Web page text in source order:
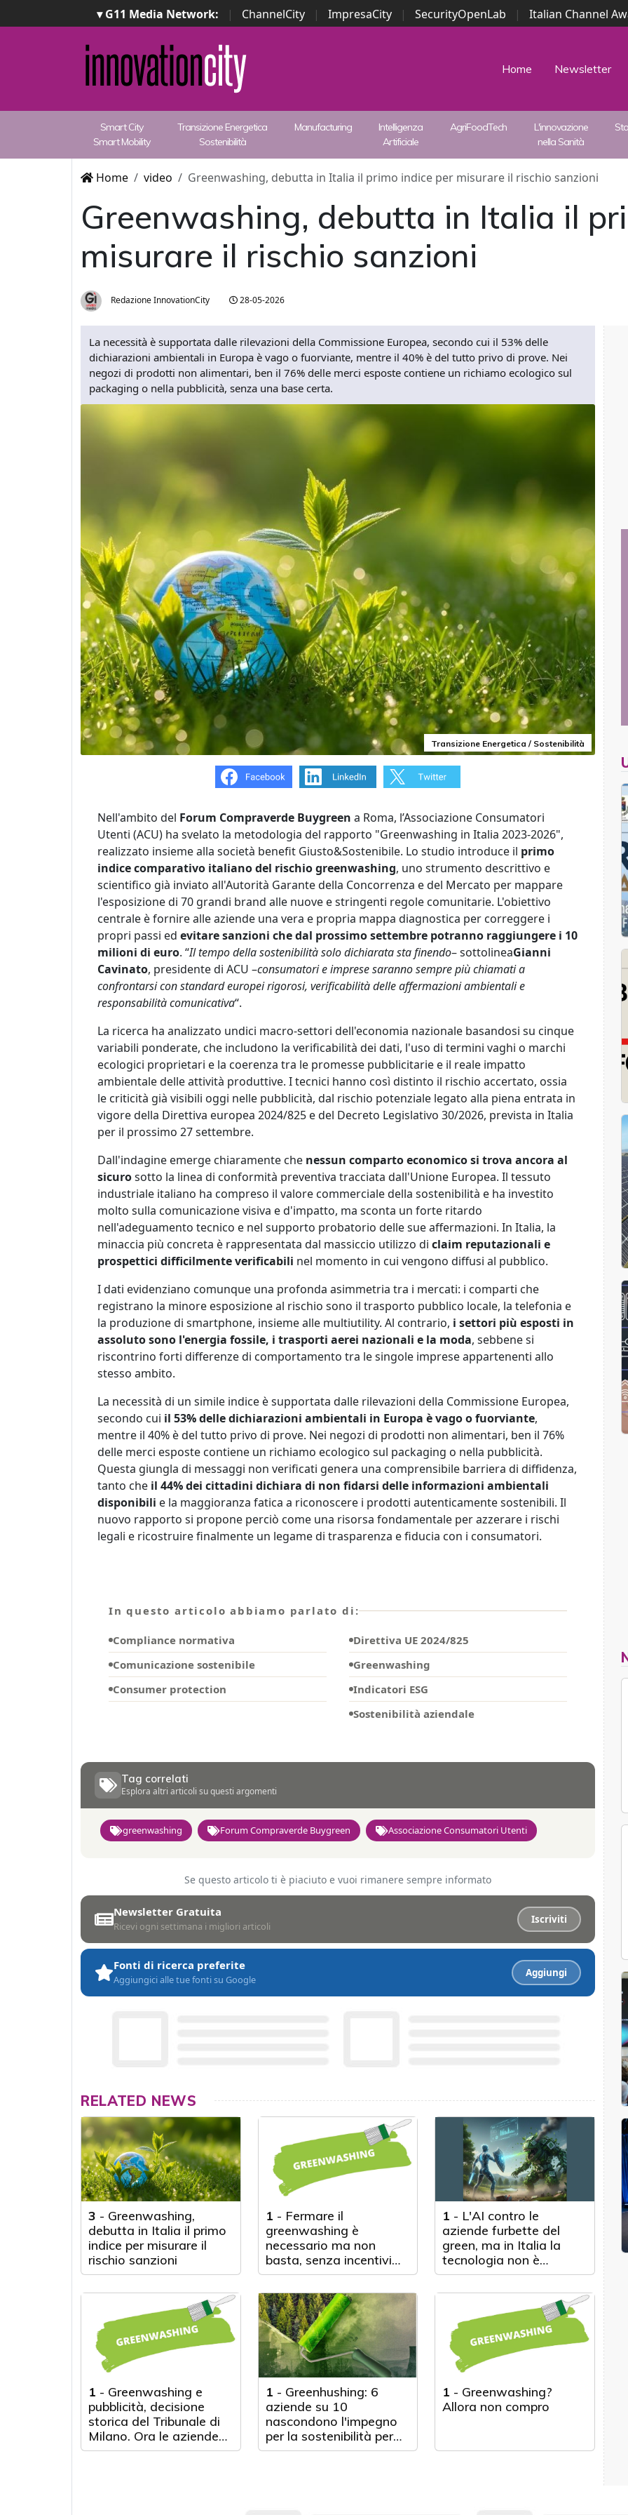
▾ G11 Media Network: | ChannelCity | ImpresaCity | SecurityOpenLab | Italian Channel
Security Awards | ...
Home Newsletter
Smart City
Smart Mobility
Transizione Energetica
Sostenibilità
Manufacturing
Intelligenza
Artificiale
AgriFoodTech
L'innovazione
nella Sanità
Home video Greenwashing, debutta in Italia il primo indice per misurare il rischio sanzioni
Greenwashing, debutta in Italia il
misurare il rischio sanzioni
Redazione InnovationCity 28-05-2026
La necessità è supportata dalle rilevazioni della Commissione Europea, secondo cui il 53% delle
dichiarazioni ambientali in Europa è vago o fuorviante, mentre il 40% è del tutto privo di prove. Nei
negozi di prodotti non alimentari, ben il 76% delle merci esposte contiene un richiamo ecologico sul
packaging o nella pubblicità, senza una base certa.
Transizione Energetica / Sostenibilità
Nell'ambito del Forum Compraverde Buygreen a Roma, l’Associazione Consumatori
Utenti (ACU) ha svelato la metodologia del rapporto "Greenwashing in Italia 2023-2026",
realizzato insieme alla società benefit Giusto&Sostenibile. Lo studio introduce il primo
indice comparativo italiano del rischio greenwashing, uno strumento descrittivo e
scientifico già inviato all'Autorità Garante della Concorrenza e del Mercato per mappare
l'esposizione di 70 grandi brand alle nuove e stringenti regole comunitarie. L'obiettivo
centrale è fornire alle aziende una vera e propria mappa diagnostica per correggere i
propri passi ed evitare sanzioni che dal prossimo settembre potranno raggiungere i 10
milioni di euro. “Il tempo della sostenibilità solo dichiarata sta finendo– sottolineaGianni
Cavinato, presidente di ACU –consumatori e imprese saranno sempre più chiamati a
confrontarsi con standard europei rigorosi, verificabilità delle affermazioni ambientali e
responsabilità comunicativa“.
La ricerca ha analizzato undici macro-settori dell'economia nazionale basandosi su cinque
variabili ponderate, che includono la verificabilità dei dati, l'uso di termini vaghi o marchi
ecologici proprietari e la coerenza tra le promesse pubblicitarie e il reale impatto
ambientale delle attività produttive. I tecnici hanno così distinto il rischio accertato, ossia
le criticità già visibili oggi nelle pubblicità, dal rischio potenziale legato alla piena entrata in
vigore della Direttiva europea 2024/825 e del Decreto Legislativo 30/2026, prevista in Italia
per il prossimo 27 settembre.
Dall'indagine emerge chiaramente che nessun comparto economico si trova ancora al
sicurosotto la linea di conformità preventiva tracciata dall'Unione Europea. Il tessuto
industriale italiano ha compreso il valore commerciale della sostenibilità e ha investito
molto sulla comunicazione visiva e d'impatto, ma sconta un forte ritardo
nell'adeguamento tecnico e nel supporto probatorio delle sue affermazioni. In Italia, la
minaccia più concreta è rappresentata dal massiccio utilizzo di claim reputazionali e
prospettici difficilmente verificabili nel momento in cui vengono diffusi al pubblico.
I dati evidenziano comunque una profonda asimmetria tra i mercati: i comparti che
registrano la minore esposizione al rischio sono il trasporto pubblico locale, la telefonia e
la produzione di smartphone, insieme alle multiutility. Al contrario, i settori più esposti in
assoluto sono l'energia fossile, i trasporti aerei nazionali e la moda, sebbene si
riscontrino forti differenze di comportamento tra le singole imprese appartenenti allo
stesso ambito.
La necessità di un simile indice è supportata dalle rilevazioni della Commissione Europea,
secondo cui il 53% delle dichiarazioni ambientali in Europa è vago o fuorviante,
mentre il 40% è del tutto privo di prove. Nei negozi di prodotti non alimentari, ben il 76%
delle merci esposte contiene un richiamo ecologico sul packaging o nella pubblicità.
Questa giungla di messaggi non verificati genera una comprensibile barriera di diffidenza,
tanto che il 44% dei cittadini dichiara di non fidarsi delle informazioni ambientali
disponibili e la maggioranza fatica a riconoscere i prodotti autenticamente sostenibili. Il
nuovo rapporto si propone perciò come una risorsa fondamentale per azzerare i rischi
legali e ricostruire finalmente un legame di trasparenza e fiducia con i consumatori.
In questo articolo abbiamo parlato di:
Compliance normativa
Comunicazione sostenibile
Consumer protection
Direttiva UE 2024/825
Greenwashing
Indicatori ESG
Sostenibilità aziendale
Tag correlati
Esplora altri articoli su questi argomenti
greenwashing Forum Compraverde Buygreen Associazione Consumatori Utenti
Se questo articolo ti è piaciuto e vuoi rimanere sempre informato
Newsletter Gratuita
Ricevi ogni settimana i migliori articoli
Iscriviti
Fonti di ricerca preferite
Aggiungici alle tue fonti su Google
Aggiungi
RELATED NEWS
3 - Greenwashing,
debutta in Italia il primo
indice per misurare il
rischio sanzioni
1 - Fermare il
greenwashing è
necessario ma non
basta, senza incentivi
l’ambiente non migliora
1 - L'AI contro le
aziende furbette del
green, ma in Italia la
tecnologia non è
adottata. I commenti di
IAP e Codacons
1 - Greenwashing e
pubblicità, decisione
storica del Tribunale di
Milano. Ora le aziende
'furbette' rischiano
1 - Greenhushing: 6
aziende su 10
nascondono l'impegno
per la sostenibilità per
paura delle accuse di
1 - Greenwashing?
Allora non compro